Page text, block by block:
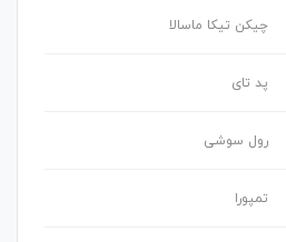
چیکن تیکا ماسالا
پد تای
رول سوشی
تمپورا